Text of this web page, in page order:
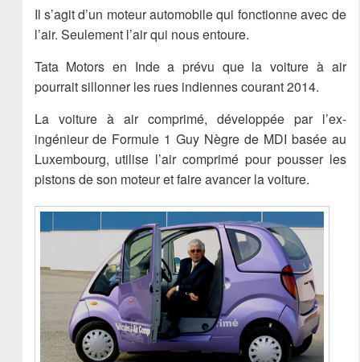
Il s’agit d’un moteur automobile qui fonctionne avec de
l’air. Seulement l’air qui nous entoure.
Tata Motors en Inde a prévu que la voiture à air
pourrait sillonner les rues indiennes courant 2014.
La voiture à air comprimé, développée par l’ex-
ingénieur de Formule 1 Guy Nègre de MDI basée au
Luxembourg, utilise l’air comprimé pour pousser les
pistons de son moteur et faire avancer la voiture.